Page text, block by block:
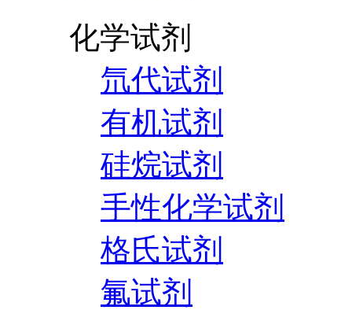
化学试剂
氘代试剂
有机试剂
硅烷试剂
手性化学试剂
格氏试剂
氟试剂